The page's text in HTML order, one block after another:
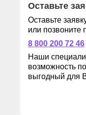
Оставьте
Оставьте
или позвоните
8 800 200 72 46
Наши
возможность
выгодный для